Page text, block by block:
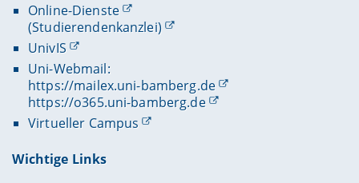
Online-Dienste
(Studierendenkanzlei)
UnivIS
Uni-Webmail:
https://mailex.uni-bamberg.de
https://o365.uni-bamberg.de
Virtueller Campus
Wichtige Links